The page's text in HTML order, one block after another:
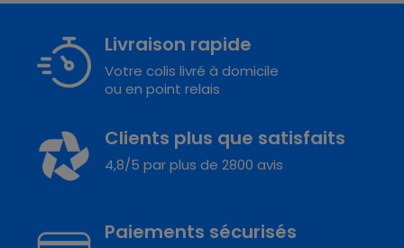
Livraison rapide
Votre colis livré à domicile
ou en point relais
Clients plus que satisfaits
4,8/5 par plus de 2800 avis
Paiements sécurisés